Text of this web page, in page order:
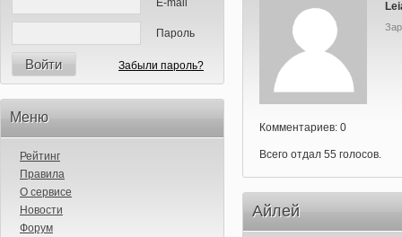
E-mail
Пароль
Войти Забыли пароль?
Меню
Рейтинг
Правила
О сервисе
Новости
Форум
Комментариев: 0
Всего отдал 55 голосов.
Айлей